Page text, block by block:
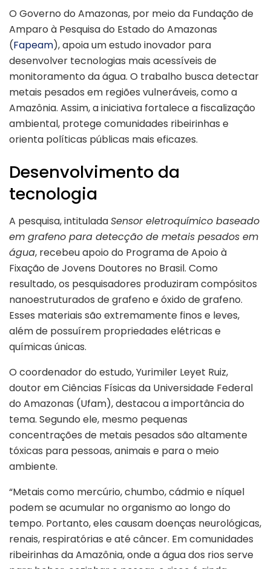
O Governo do Amazonas, por meio da Fundação de
Amparo à Pesquisa do Estado do Amazonas
(Fapeam), apoia um estudo inovador para
desenvolver tecnologias mais acessíveis de
monitoramento da água. O trabalho busca detectar
metais pesados em regiões vulneráveis, como a
Amazônia. Assim, a iniciativa fortalece a fiscalização
ambiental, protege comunidades ribeirinhas e
orienta políticas públicas mais eficazes.
Desenvolvimento da
tecnologia
A pesquisa, intituladaSensor eletroquímico baseado
em grafeno para detecção de metais pesados em
água, recebeu apoio do Programa de Apoio à
Fixação de Jovens Doutores no Brasil. Como
resultado, os pesquisadores produziram compósitos
nanoestruturados de grafeno e óxido de grafeno.
Esses materiais são extremamente finos e leves,
além de possuírem propriedades elétricas e
químicas únicas.
O coordenador do estudo, Yurimiler Leyet Ruiz,
doutor em Ciências Físicas da Universidade Federal
do Amazonas (Ufam), destacou a importância do
tema. Segundo ele, mesmo pequenas
concentrações de metais pesados são altamente
tóxicas para pessoas, animais e para o meio
ambiente.
“Metais como mercúrio, chumbo, cádmio e níquel
podem se acumular no organismo ao longo do
tempo. Portanto, eles causam doenças neurológicas,
renais, respiratórias e até câncer. Em comunidades
ribeirinhas da Amazônia, onde a água dos rios serve